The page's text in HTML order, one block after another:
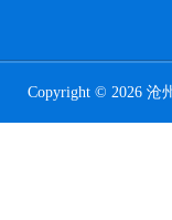
Copyright © 2026 沧